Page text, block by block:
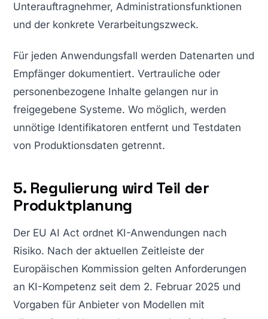
Unterauftragnehmer, Administrationsfunktionen
und der konkrete Verarbeitungszweck.
Für jeden Anwendungsfall werden Datenarten und
Empfänger dokumentiert. Vertrauliche oder
personenbezogene Inhalte gelangen nur in
freigegebene Systeme. Wo möglich, werden
unnötige Identifikatoren entfernt und Testdaten
von Produktionsdaten getrennt.
5. Regulierung wird Teil der
Produktplanung
Der EU AI Act ordnet KI-Anwendungen nach
Risiko. Nach der aktuellen Zeitleiste der
Europäischen Kommission gelten Anforderungen
an KI-Kompetenz seit dem 2. Februar 2025 und
Vorgaben für Anbieter von Modellen mit